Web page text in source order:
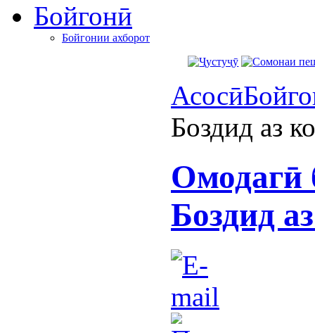
Бойгонӣ
Бойгонии ахборот
Асосӣ
Боздид аз
Омодагӣ
Боздид